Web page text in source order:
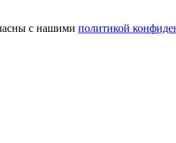
с нашими политикой